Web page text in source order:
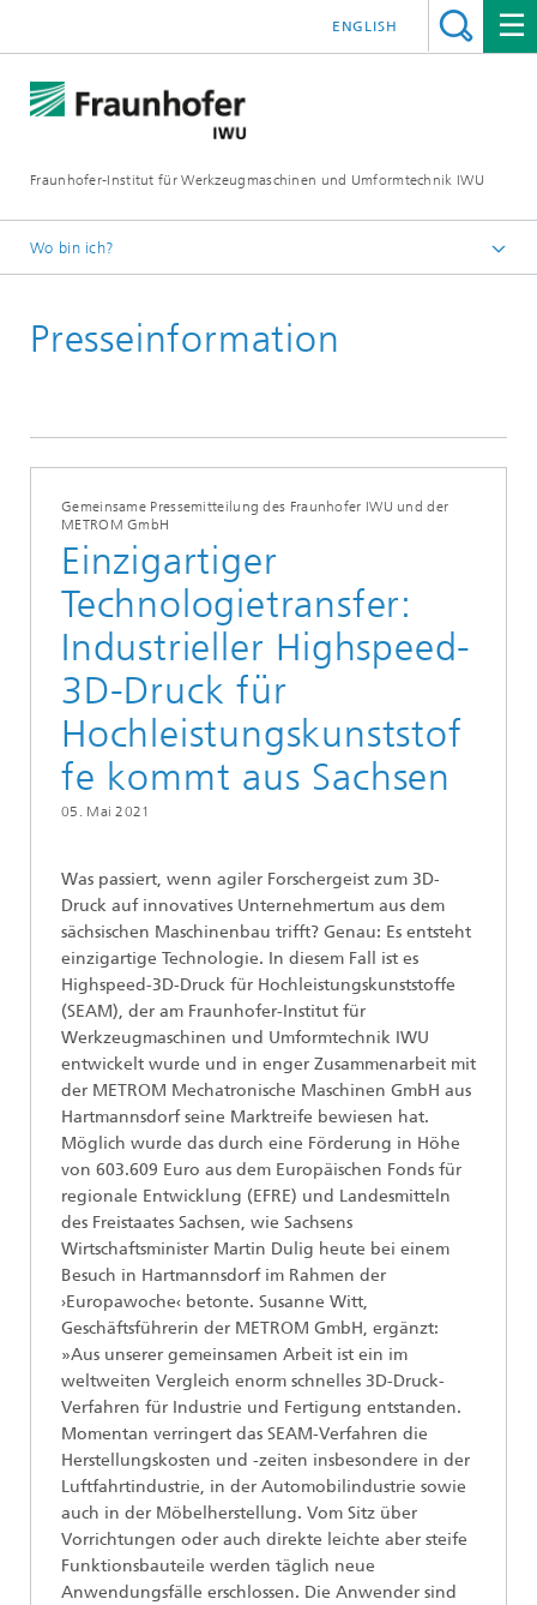
Fraunhofer-Institut für Werkzeugmaschinen und Umformtechnik IWU
ENGLISH
Wo bin ich?
Newsroom / Presse
Presseinformation
Gemeinsame Pressemitteilung des Fraunhofer IWU und der
METROM GmbH
Einzigartiger
Technologietransfer:
Industrieller Highspeed-
3D-Druck für
Hochleistungskunststof
fe kommt aus Sachsen
05. Mai 2021
Was passiert, wenn agiler Forschergeist zum 3D-
Druck auf innovatives Unternehmertum aus dem
sächsischen Maschinenbau trifft? Genau: Es entsteht
einzigartige Technologie. In diesem Fall ist es
Highspeed-3D-Druck für Hochleistungskunststoffe
(SEAM), der am Fraunhofer-Institut für
Werkzeugmaschinen und Umformtechnik IWU
entwickelt wurde und in enger Zusammenarbeit mit
der METROM Mechatronische Maschinen GmbH aus
Hartmannsdorf seine Marktreife bewiesen hat.
Möglich wurde das durch eine Förderung in Höhe
von 603.609 Euro aus dem Europäischen Fonds für
regionale Entwicklung (EFRE) und Landesmitteln
des Freistaates Sachsen, wie Sachsens
Wirtschaftsminister Martin Dulig heute bei einem
Besuch in Hartmannsdorf im Rahmen der
›Europawoche‹ betonte. Susanne Witt,
Geschäftsführerin der METROM GmbH, ergänzt:
»Aus unserer gemeinsamen Arbeit ist ein im
weltweiten Vergleich enorm schnelles 3D-Druck-
Verfahren für Industrie und Fertigung entstanden.
Momentan verringert das SEAM-Verfahren die
Herstellungskosten und -zeiten insbesondere in der
Luftfahrtindustrie, in der Automobilindustrie sowie
auch in der Möbelherstellung. Vom Sitz über
Vorrichtungen oder auch direkte leichte aber steife
Funktionsbauteile werden täglich neue
Anwendungsfälle erschlossen. Die Anwender sind